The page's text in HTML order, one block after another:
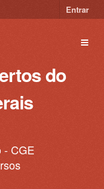
Entrar
do
- CGE